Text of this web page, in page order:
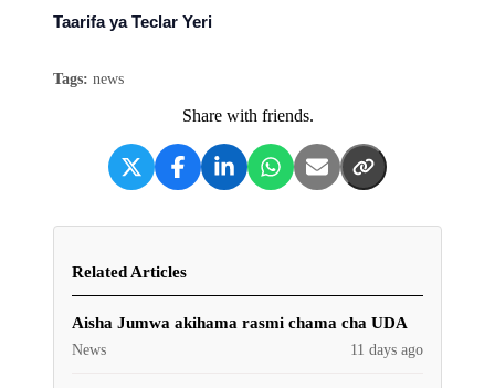
Taarifa ya Teclar Yeri
Tags: news
Share with friends.
Related Articles
Aisha Jumwa akihama rasmi chama cha UDA
News 11 days ago